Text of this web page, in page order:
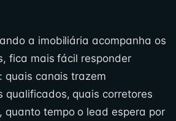
a imobiliária acompanha os
fica mais fácil responder
quais canais trazem
qualificados, quais corretores
quanto tempo o lead espera por